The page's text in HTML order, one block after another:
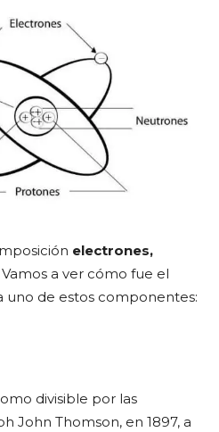
electrones,
Vamos a ver cómo fue el
uno de estos componentes:
divisible por las
John Thomson, en 1897, a